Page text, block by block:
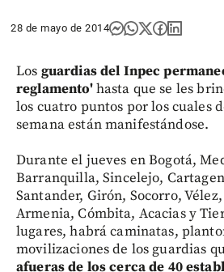
28 de mayo de 2014
Los guardias del Inpec
reglamento'hasta que se les
los cuatro puntos por los cuales
semana están manifestándose.
Durante el jueves en Bogotá,
Barranquilla, Sincelejo,
Santander, Girón, Socorro,
Armenia, Cómbita, Acacias y
lugares, habrá caminatas,
movilizaciones de los guardias
afueras de los cerca de 40